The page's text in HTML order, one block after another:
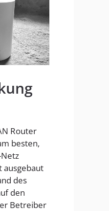
Router
besten,
ausgebaut
des
den
Betreiber